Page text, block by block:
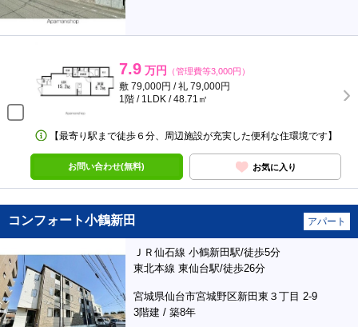
7.9 万円 （管理費等3,000円）
敷 79,000円 / 礼 79,000円
1階 / 1LDK / 48.71㎡
【最寄り駅まで徒歩６分、周辺施設が充実した便利な住環境です】
お問い合わせ(無料) お気に入り
コンフォート小鶴新田 アパート
ＪＲ仙石線 小鶴新田駅/徒歩5分
東北本線 東仙台駅/徒歩26分
宮城県仙台市宮城野区新田東３丁目 2-9
3階建 / 築8年